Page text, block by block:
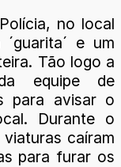
no local
e um
Tão logo a
equipe de
para avisar o
Durante o
caíram
para furar os